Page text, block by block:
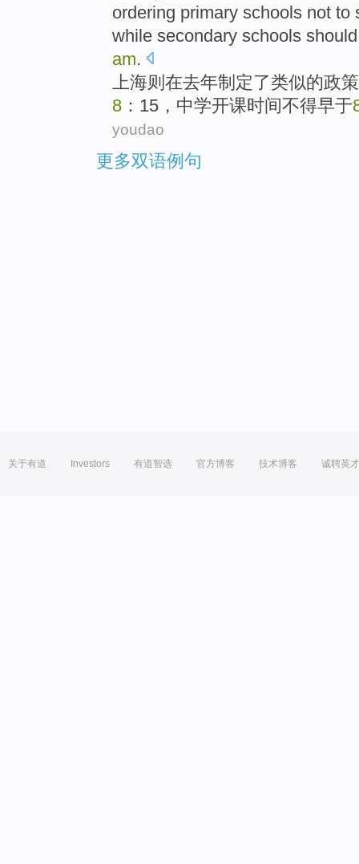
ordering primary schools not to
while secondary schools
am.
上海则 在去年制定了类似的政
8 ：15， 中学开课时间不得早于
youdao
更多双语例句
关于有道 Investors 有道智选 官方博客 技术博客 诚聘英才